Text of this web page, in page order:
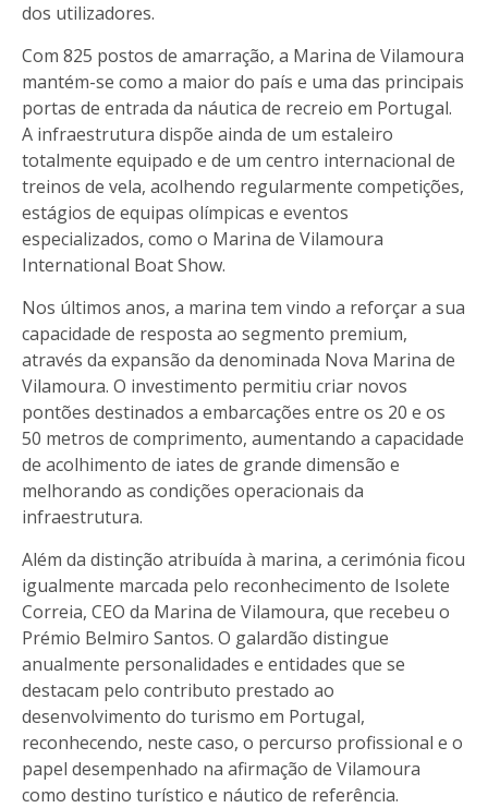
dos utilizadores.
Com 825 postos de amarração, a Marina de Vilamoura
mantém-se como a maior do país e uma das principais
portas de entrada da náutica de recreio em Portugal.
A infraestrutura dispõe ainda de um estaleiro
totalmente equipado e de um centro internacional de
treinos de vela, acolhendo regularmente competições,
estágios de equipas olímpicas e eventos
especializados, como o Marina de Vilamoura
International Boat Show.
Nos últimos anos, a marina tem vindo a reforçar a sua
capacidade de resposta ao segmento premium,
através da expansão da denominada Nova Marina de
Vilamoura. O investimento permitiu criar novos
pontões destinados a embarcações entre os 20 e os
50 metros de comprimento, aumentando a capacidade
de acolhimento de iates de grande dimensão e
melhorando as condições operacionais da
infraestrutura.
Além da distinção atribuída à marina, a cerimónia ficou
igualmente marcada pelo reconhecimento de Isolete
Correia, CEO da Marina de Vilamoura, que recebeu o
Prémio Belmiro Santos. O galardão distingue
anualmente personalidades e entidades que se
destacam pelo contributo prestado ao
desenvolvimento do turismo em Portugal,
reconhecendo, neste caso, o percurso profissional e o
papel desempenhado na afirmação de Vilamoura
como destino turístico e náutico de referência.